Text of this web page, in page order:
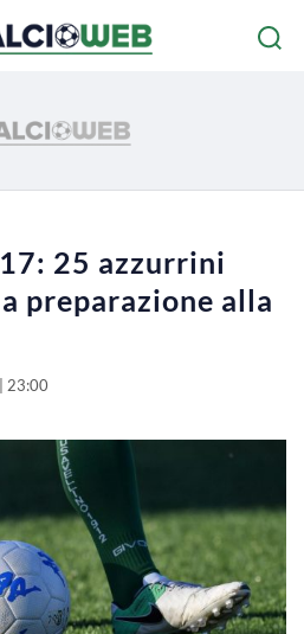
25 azzurrini
preparazione alla
23:00